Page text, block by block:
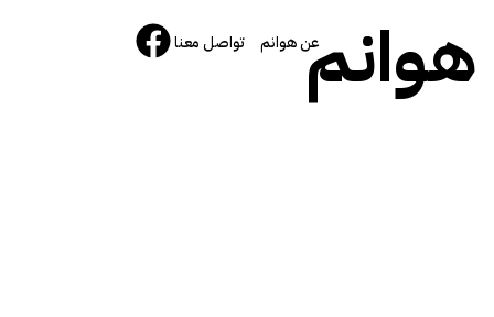
هوانمعن هوانم تواصل معنا